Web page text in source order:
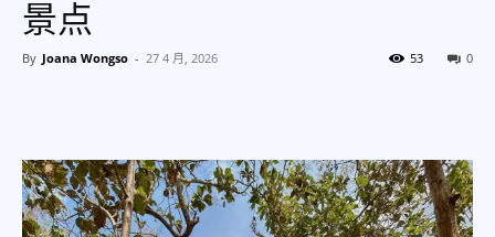
景点
By Joana Wongso - 27 4 月, 2026 0
53